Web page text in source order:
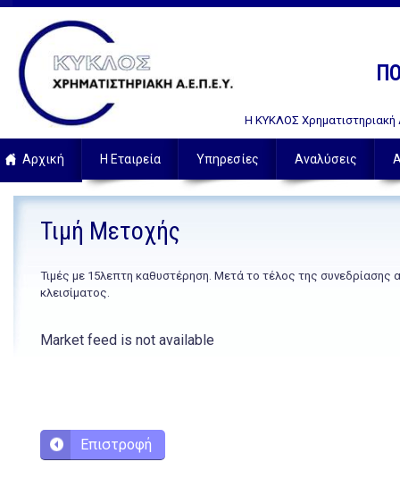
Η ΚΥΚΛΟΣ Χρηματιστηριακή
Αρχική Η Εταιρεία Υπηρεσίες Αναλύσεις
Τιμή Μετοχής
Τιμές με 15λεπτη καθυστέρηση. Μετά το τέλος της συνεδρίασης
κλεισίματος.
Market feed is not available
Επιστροφή